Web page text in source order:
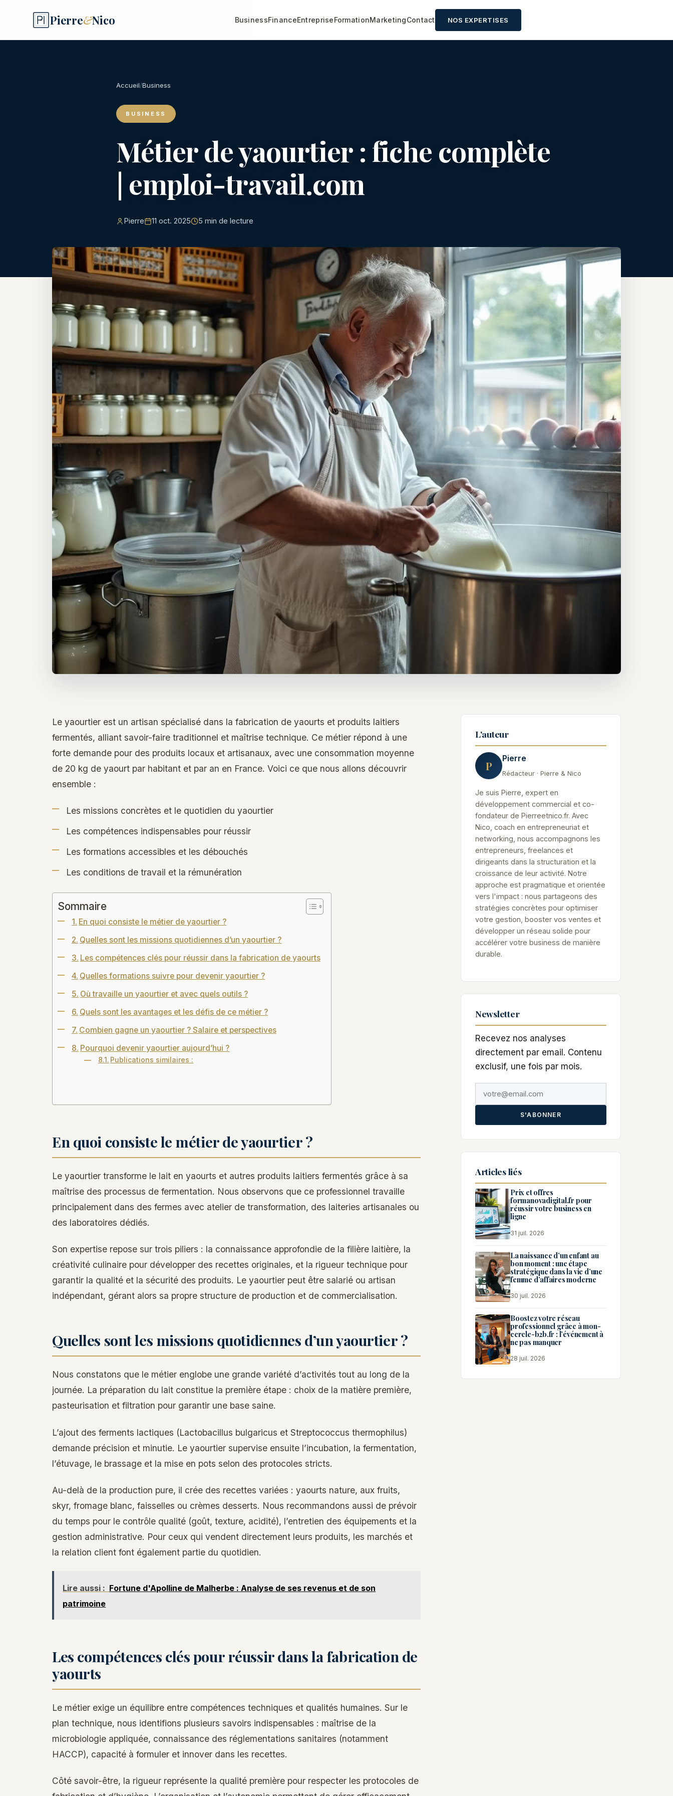
Pierre&Nico BusinessFinanceEntrepriseFormationMarketingContact NOS EXPERTISES
Accueil/Business
BUSINESS
Métier de yaourtier : fiche complète
| emploi-travail.com
Pierre 11 oct. 2025 5 min de lecture
Le yaourtier est un artisan spécialisé dans la fabrication de yaourts et produits laitiers
fermentés, alliant savoir-faire traditionnel et maîtrise technique. Ce métier répond à une
forte demande pour des produits locaux et artisanaux, avec une consommation moyenne
de 20 kg de yaourt par habitant et par an en France. Voici ce que nous allons découvrir
ensemble :
Les missions concrètes et le quotidien du yaourtier
Les compétences indispensables pour réussir
Les formations accessibles et les débouchés
Les conditions de travail et la rémunération
Sommaire
En quoi consiste le métier de yaourtier ?
Quelles sont les missions quotidiennes d’un yaourtier ?
Les compétences clés pour réussir dans la fabrication de yaourts
Quelles formations suivre pour devenir yaourtier ?
Où travaille un yaourtier et avec quels outils ?
Quels sont les avantages et les défis de ce métier ?
Combien gagne un yaourtier ? Salaire et perspectives
Pourquoi devenir yaourtier aujourd’hui ?
Publications similaires :
En quoi consiste le métier de yaourtier ?
Le yaourtier transforme le lait en yaourts et autres produits laitiers fermentés grâce à sa
maîtrise des processus de fermentation. Nous observons que ce professionnel travaille
principalement dans des fermes avec atelier de transformation, des laiteries artisanales ou
des laboratoires dédiés.
Son expertise repose sur trois piliers : la connaissance approfondie de la filière laitière, la
créativité culinaire pour développer des recettes originales, et la rigueur technique pour
garantir la qualité et la sécurité des produits. Le yaourtier peut être salarié ou artisan
indépendant, gérant alors sa propre structure de production et de commercialisation.
Quelles sont les missions quotidiennes d’un yaourtier ?
Nous constatons que le métier englobe une grande variété d’activités tout au long de la
journée. La préparation du lait constitue la première étape : choix de la matière première,
pasteurisation et filtration pour garantir une base saine.
L’ajout des ferments lactiques (Lactobacillus bulgaricus et Streptococcus thermophilus)
demande précision et minutie. Le yaourtier supervise ensuite l’incubation, la fermentation,
l’étuvage, le brassage et la mise en pots selon des protocoles stricts.
Au-delà de la production pure, il crée des recettes variées : yaourts nature, aux fruits,
skyr, fromage blanc, faisselles ou crèmes desserts. Nous recommandons aussi de prévoir
du temps pour le contrôle qualité (goût, texture, acidité), l’entretien des équipements et la
gestion administrative. Pour ceux qui vendent directement leurs produits, les marchés et
la relation client font également partie du quotidien.
Lire aussi : Fortune d'Apolline de Malherbe : Analyse de ses revenus et de son
patrimoine
Les compétences clés pour réussir dans la fabrication de
yaourts
Le métier exige un équilibre entre compétences techniques et qualités humaines. Sur le
plan technique, nous identifions plusieurs savoirs indispensables : maîtrise de la
microbiologie appliquée, connaissance des réglementations sanitaires (notamment
HACCP), capacité à formuler et innover dans les recettes.
Côté savoir-être, la rigueur représente la qualité première pour respecter les protocoles de
L'auteur
P
Pierre
Rédacteur · Pierre & Nico
Je suis Pierre, expert en
développement commercial et co-
fondateur de Pierreetnico.fr. Avec
Nico, coach en entrepreneuriat et
networking, nous accompagnons les
entrepreneurs, freelances et
dirigeants dans la structuration et la
croissance de leur activité. Notre
approche est pragmatique et orientée
vers l'impact : nous partageons des
stratégies concrètes pour optimiser
votre gestion, booster vos ventes et
développer un réseau solide pour
accélérer votre business de manière
durable.
Newsletter
Recevez nos analyses
directement par email. Contenu
exclusif, une fois par mois.
S'ABONNER
Articles liés
Prix et offres
formanovadigital.fr pour
réussir votre business en
ligne
31 juil. 2026
La naissance d’un enfant au
bon moment : une étape
stratégique dans la vie d’une
femme d’affaires moderne
30 juil. 2026
Boostez votre réseau
professionnel grâce à mon-
cercle-b2b.fr : l’événement à
ne pas manquer
28 juil. 2026